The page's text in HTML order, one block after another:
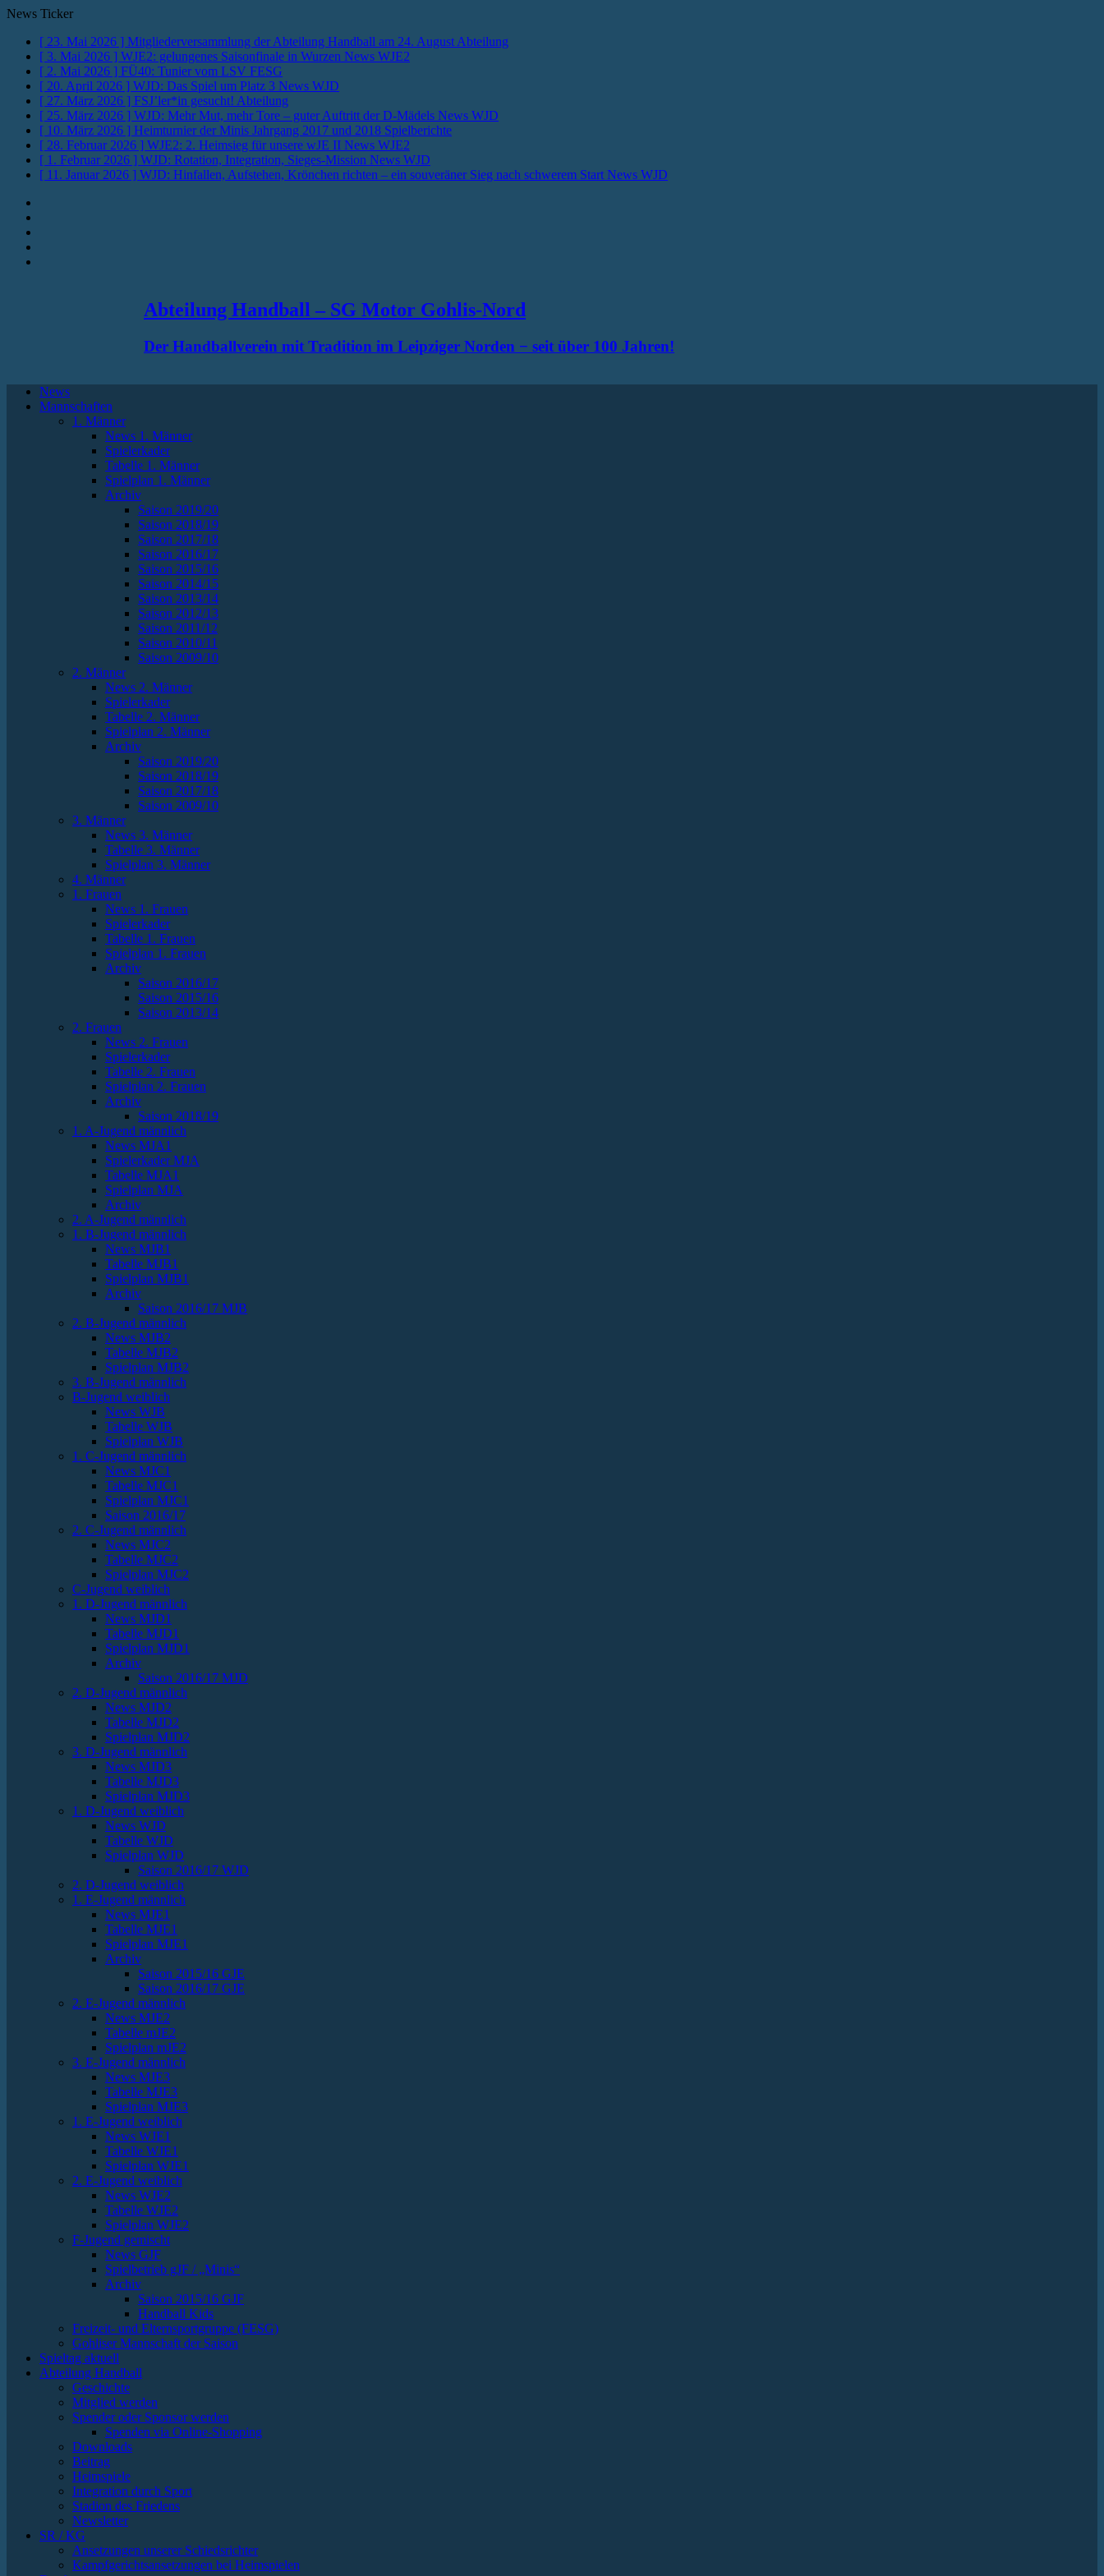
News Ticker
[ 23. Mai 2026 ] Mitgliederversammlung der Abteilung Handball am 24. August Abteilung
[ 3. Mai 2026 ] WJE2: gelungenes Saisonfinale in Wurzen News WJE2
[ 2. Mai 2026 ] FÜ40: Tunier vom LSV FESG
[ 20. April 2026 ] WJD: Das Spiel um Platz 3 News WJD
[ 27. März 2026 ] FSJ’ler*in gesucht! Abteilung
[ 25. März 2026 ] WJD: Mehr Mut, mehr Tore – guter Auftritt der D-Mädels News WJD
[ 10. März 2026 ] Heimturnier der Minis Jahrgang 2017 und 2018 Spielberichte
[ 28. Februar 2026 ] WJE2: 2. Heimsieg für unsere wJE II News WJE2
[ 1. Februar 2026 ] WJD: Rotation, Integration, Sieges-Mission News WJD
[ 11. Januar 2026 ] WJD: Hinfallen, Aufstehen, Krönchen richten – ein souveräner Sieg nach schwerem Start News WJD
Abteilung Handball – SG Motor Gohlis-Nord
Der Handballverein mit Tradition im Leipziger Norden − seit über 100 Jahren!
News
Mannschaften
1. Männer
News 1. Männer
Spielerkader
Tabelle 1. Männer
Spielplan 1. Männer
Archiv
Saison 2019/20
Saison 2018/19
Saison 2017/18
Saison 2016/17
Saison 2015/16
Saison 2014/15
Saison 2013/14
Saison 2012/13
Saison 2011/12
Saison 2010/11
Saison 2009/10
2. Männer
News 2. Männer
Spielerkader
Tabelle 2. Männer
Spielplan 2. Männer
Archiv
Saison 2019/20
Saison 2018/19
Saison 2017/18
Saison 2009/10
3. Männer
News 3. Männer
Tabelle 3. Männer
Spielplan 3. Männer
4. Männer
1. Frauen
News 1. Frauen
Spielerkader
Tabelle 1. Frauen
Spielplan 1. Frauen
Archiv
Saison 2016/17
Saison 2015/16
Saison 2013/14
2. Frauen
News 2. Frauen
Spielerkader
Tabelle 2. Frauen
Spielplan 2. Frauen
Archiv
Saison 2018/19
1. A-Jugend männlich
News MJA1
Spielerkader MJA
Tabelle MJA1
Spielplan MJA
Archiv
2. A-Jugend männlich
1. B-Jugend männlich
News MJB1
Tabelle MJB1
Spielplan MJB1
Archiv
Saison 2016/17 MJB
2. B-Jugend männlich
News MJB2
Tabelle MJB2
Spielplan MJB2
3. B-Jugend männlich
B-Jugend weiblich
News WJB
Tabelle WJB
Spielplan WJB
1. C-Jugend männlich
News MJC1
Tabelle MJC1
Spielplan MJC1
Saison 2016/17
2. C-Jugend männlich
News MJC2
Tabelle MJC2
Spielplan MJC2
C-Jugend weiblich
1. D-Jugend männlich
News MJD1
Tabelle MJD1
Spielplan MJD1
Archiv
Saison 2016/17 MJD
2. D-Jugend männlich
News MJD2
Tabelle MJD2
Spielplan MJD2
3. D-Jugend männlich
News MJD3
Tabelle MJD3
Spielplan MJD3
1. D-Jugend weiblich
News WJD
Tabelle WJD
Spielplan WJD
Saison 2016/17 WJD
2. D-Jugend weiblich
1. E-Jugend männlich
News MJE1
Tabelle MJE1
Spielplan MJE1
Archiv
Saison 2015/16 GJE
Saison 2016/17 GJE
2. E-Jugend männlich
News MJE2
Tabelle mJE2
Spielplan mJE2
3. E-Jugend männlich
News MJE3
Tabelle MJE3
Spielplan MJE3
1. E-Jugend weiblich
News WJE1
Tabelle WJE1
Spielplan WJE1
2. E-Jugend weiblich
News WJE2
Tabelle WJE2
Spielplan WJE2
F-Jugend gemischt
News GJF
Spielbetrieb gJF / „Minis“
Archiv
Saison 2015/16 GJF
Handball Kids
Freizeit- und Elternsportgruppe (FESG)
Gohliser Mannschaft der Saison
Spieltag aktuell
Abteilung Handball
Geschichte
Mitglied werden
Spender oder Sponsor werden
Spenden via Online-Shopping
Downloads
Beitrag
Heimspiele
Integration durch Sport
Stadion des Friedens
Newsletter
SR / KG
Ansetzungen unserer Schiedsrichter
Kampfgerichtsansetzungen bei Heimspielen